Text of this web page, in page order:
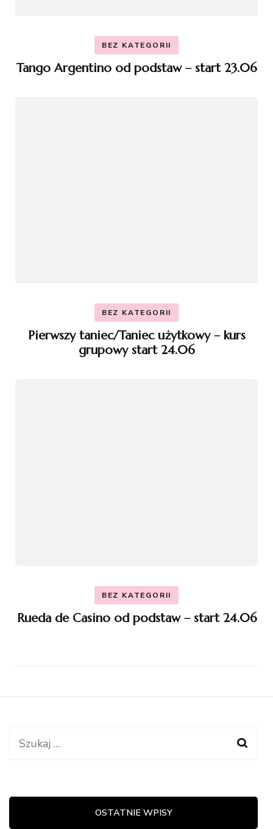
BEZ KATEGORII
Tango Argentino od podstaw – start 23.06
BEZ KATEGORII
Pierwszy taniec/Taniec użytkowy – kurs
grupowy start 24.06
BEZ KATEGORII
Rueda de Casino od podstaw – start 24.06
Szukaj:
OSTATNIE WPISY